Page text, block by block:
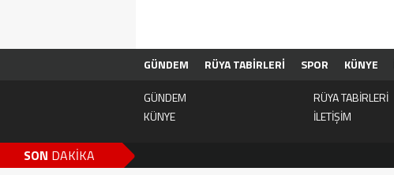
GÜNDEM RÜYA TABİRLERİ SPOR KÜNYE
GÜNDEM
RÜYA TABİRLERİ
KÜNYE
İLETİŞİM
SON DAKİKA